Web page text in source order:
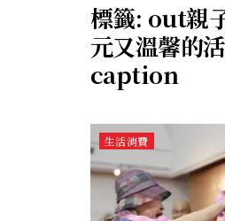
標籤: out親
元又溫馨的
caption
生活消費